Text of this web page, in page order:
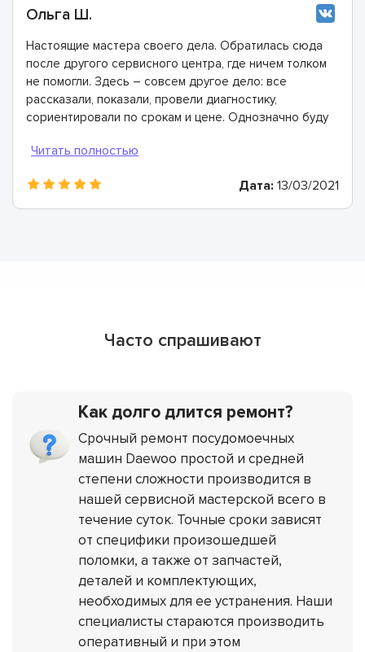
Ольга Ш.
Настоящие мастера своего дела. Обратилась сюда
после другого сервисного центра, где ничем толком
не помогли. Здесь – совсем другое дело: все
рассказали, показали, провели диагностику,
сориентировали по срокам и цене. Однозначно буду
Дата: 13/03/2021
Часто спрашивают
Как долго длится ремонт?
Срочный ремонт посудомоечных
машин Daewoo простой и средней
степени сложности производится в
нашей сервисной мастерской всего в
течение суток. Точные сроки зависят
от специфики произошедшей
поломки, а также от запчастей,
деталей и комплектующих,
необходимых для ее устранения. Наши
специалисты стараются производить
оперативный и при этом